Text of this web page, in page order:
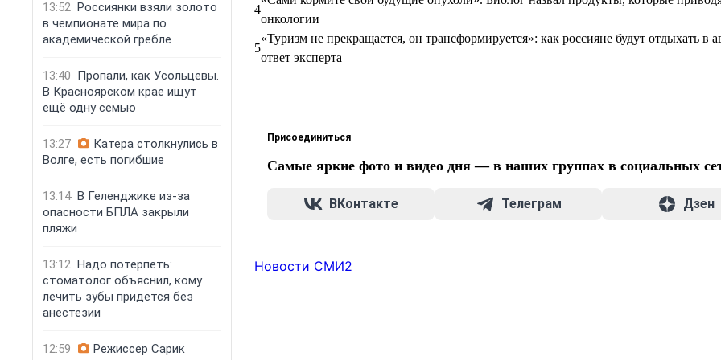
13:52 Россиянки взяли золото
в чемпионате мира по
академической гребле
13:40 Пропали, как Усольцевы.
В Красноярском крае ищут
ещё одну семью
13:27
Катера столкнулись в
Волге, есть погибшие
13:14 В Геленджике из-за
опасности БПЛА закрыли
пляжи
13:12 Надо потерпеть:
стоматолог объяснил, кому
лечить зубы придется без
анестезии
12:59
Режиссер Сарик
4
онкологии
5
«Туризм не прекращается, он трансформируется»: как россияне будут отдыхать в
ответ эксперта
Присоединиться
Самые яркие фото и видео дня — в наших группах в социальных
ВКонтакте Телеграм Дзен
Новости СМИ2